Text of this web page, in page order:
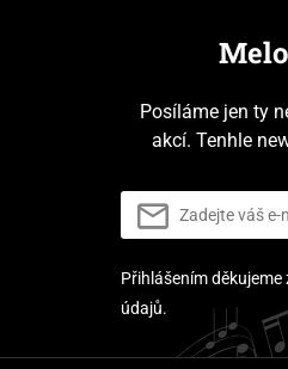
Posíláme jen ty
akcí. Tenhle
Přihlášením
údajů.